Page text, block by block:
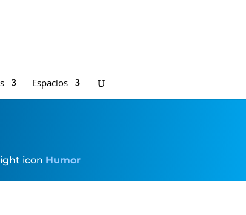
Espacios
icon Humor